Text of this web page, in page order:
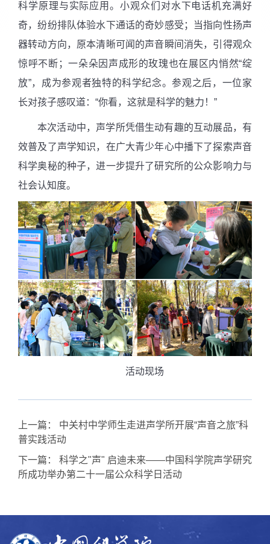
科学原理与实际应用。小观众们对水下电话机充满好
奇，纷纷排队体验水下通话的奇妙感受；当指向性扬声
器转动方向，原本清晰可闻的声音瞬间消失，引得观众
惊呼不断；一朵朵因声成形的玫瑰也在展区内悄然“绽
放”，成为参观者独特的科学纪念。参观之后，一位家
长对孩子感叹道：“你看，这就是科学的魅力！”
本次活动中，声学所凭借生动有趣的互动展品，有
效普及了声学知识，在广大青少年心中播下了探索声音
科学奥秘的种子，进一步提升了研究所的公众影响力与
社会认知度。
活动现场
上一篇：
中关村中学师生走进声学所开展“声音之旅”科
普实践活动
下一篇：
科学之"声" 启迪未来——中国科学院声学研究
所成功举办第二十一届公众科学日活动